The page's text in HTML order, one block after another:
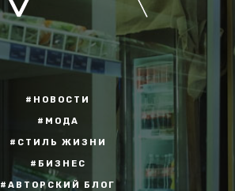
#НОВОСТИ
#МОДА
#СТИЛЬ ЖИЗНИ
#БИЗНЕС
#АВТОРСКИЙ БЛОГ